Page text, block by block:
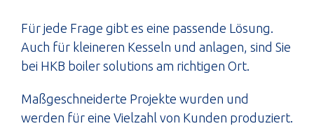
Für jede Frage gibt es eine passende Lösung.
Auch für kleineren Kesseln und anlagen, sind Sie
bei HKB boiler solutions am richtigen Ort.
Maßgeschneiderte Projekte wurden und
werden für eine Vielzahl von Kunden produziert.